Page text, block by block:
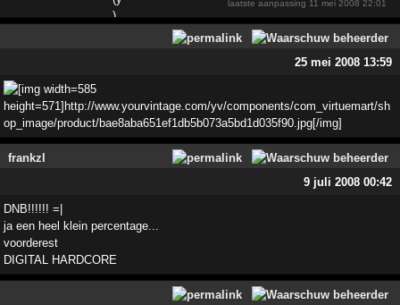
laatste aanpassing 11 mei 2008 22:01
25 mei 2008 13:59
frankzl
9 juli 2008 00:42
DNB!!!!!! =|
ja een heel klein percentage...
voorderest
DIGITAL HARDCORE